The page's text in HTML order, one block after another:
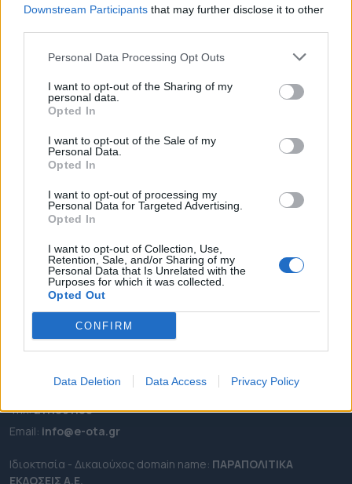
Downstream Participants that may further disclose it to other
Personal Data Processing Opt Outs
I want to opt-out of the Sharing of my
personal data.
Opted In
I want to opt-out of the Sale of my
Personal Data.
Opted In
I want to opt-out of processing my
Personal Data for Targeted Advertising.
Opted In
I want to opt-out of Collection, Use,
Retention, Sale, and/or Sharing of my
Personal Data that Is Unrelated with the
Purposes for which it was collected.
Opted Out
CONFIRM
Data Deletion Data Access Privacy Policy
ΡΟΗ ΕΙΔΗΣΕΩΝ
ΕΠΙΚΑΙΡΟΤΗΤΑ
ΠΕΡΙΦΕΡΕΙΕΣ
ΣΥΝΕΝΤΕΥΞΕΙΣ
ΑΠΟΨΕΙΣ
ΠΡΟΣΛΗΨΕΙΣ
e-ota.gr | Ταυτότητα
Λεωφόρος Ανδρέα Συγγρού 188, 17671,
Καλλιθέα Αττικής
Τηλ:2111091100
Εmail: info@e-ota.gr
Ιδιοκτησία - Δικαιούχος domain name: ΠΑΡΑΠΟΛΙΤΙΚΑ
ΕΚΔΟΣΕΙΣ A.E.